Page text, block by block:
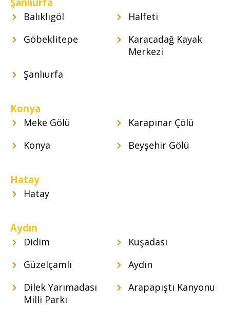
Balıklıgöl
Halfeti
Göbeklitepe
Karacadağ Kayak
Merkezi
Şanlıurfa
Konya
Meke Gölü
Karapınar Çölü
Konya
Beyşehir Gölü
Hatay
Hatay
Aydın
Didim
Kuşadası
Güzelçamlı
Aydın
Dilek Yarımadası
Milli Parkı
Arapapıştı Kanyonu